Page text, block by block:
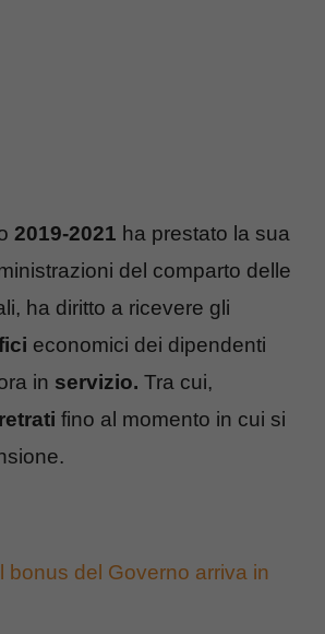
2019-2021 ha prestato la sua
del comparto delle
ha diritto a ricevere gli
economici dei dipendenti
in servizio. Tra cui,
fino al momento in cui si
bonus del Governo arriva in